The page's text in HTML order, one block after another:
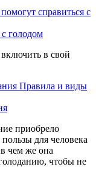
справиться с
голодом
в свой
Правила и виды
приобрело
для человека
чем же она
чтобы не